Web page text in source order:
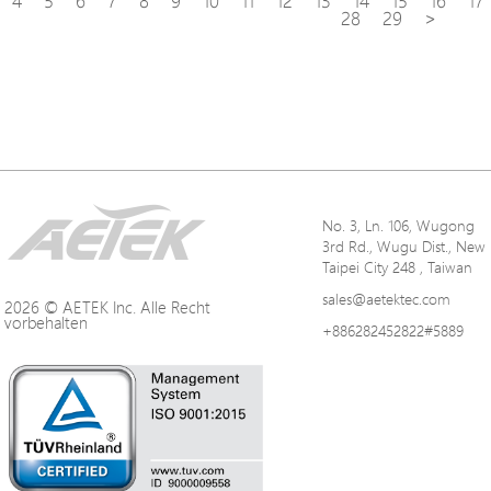
28 29 >
2026 © AETEK Inc. Alle Recht
vorbehalten
No. 3, Ln. 106, Wugong
3rd Rd., Wugu Dist., New
Taipei City 248 , Taiwan
sales@aetektec.com
+886282452822#5889